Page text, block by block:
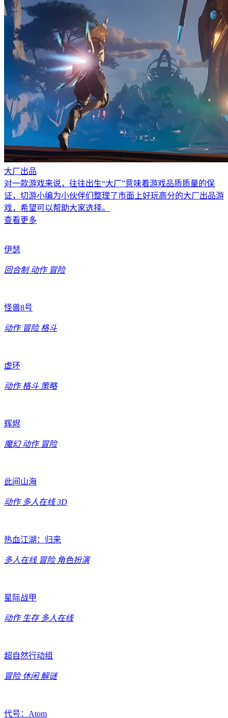
大厂出品
对一款游戏来说，往往出生“大厂”意味着游戏品质质量的保
证，切游小编为小伙伴们整理了市面上好玩高分的大厂出品游
戏，希望可以帮助大家选择。
查看更多
伊瑟
回合制 动作 冒险
怪兽8号
动作 冒险 格斗
虚环
动作 格斗 策略
辉烬
魔幻 动作 冒险
此间山海
动作 多人在线 3D
热血江湖：归来
多人在线 冒险 角色扮演
星际战甲
动作 生存 多人在线
超自然行动组
冒险 休闲 解谜
代号：Atom